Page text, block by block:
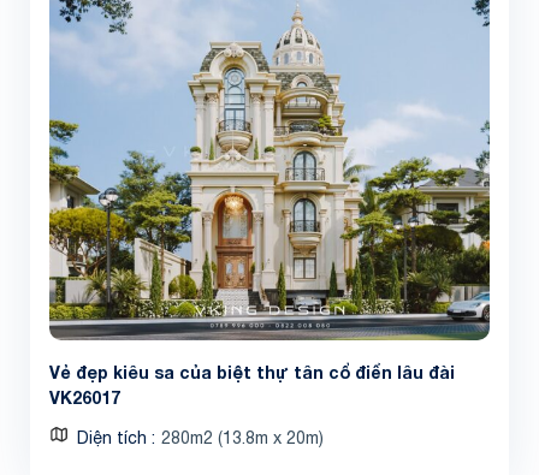
Vẻ đẹp kiêu sa của biệt thự tân cổ điển lâu đài
VK26017
Diện tích 280m2 (13.8m x 20m)